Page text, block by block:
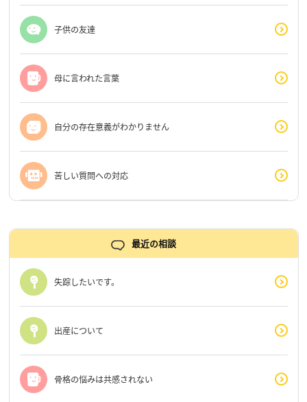
子供の友達
母に言われた言葉
自分の存在意義がわかりません
苦しい質問への対応
最近の相談
失踪したいです。
出産について
骨格の悩みは共感されない